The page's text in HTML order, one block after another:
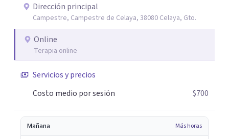
alimentación consciente, adaptado a las necesidades de
cada paciente y su familia. Atiendo de forma online.
Puedes reservar tu primera sesión directamente desde mi
perfil.
Dirección principal
Campestre, Campestre de Celaya, 38080 Celaya, Gto.
Online
Terapia online
Servicios y precios
Costo medio por sesión
$700
Mañana Más horas